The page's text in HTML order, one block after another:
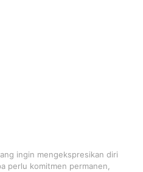
ingin mengekspresikan diri
perlu komitmen permanen,